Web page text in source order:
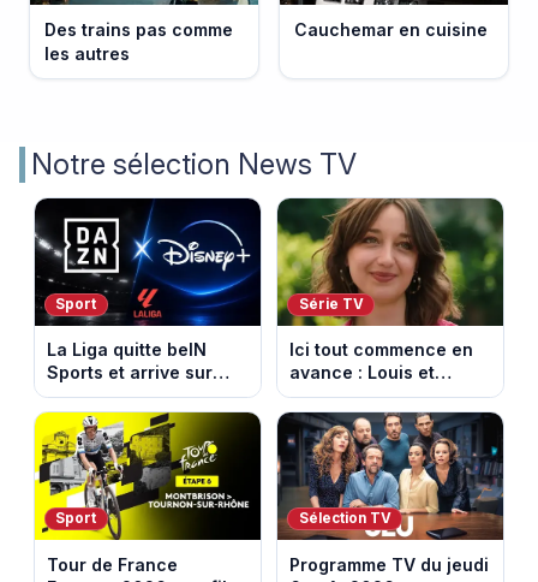
Des trains pas comme
les autres
Cauchemar en cuisine
Notre sélection News TV
Sport
La Liga quitte beIN
Sports et arrive sur
DAZN et Disney+ en
France
Série TV
Ici tout commence en
avance : Louis et
Jasmine enfin en
couple. Episode du 7
août 2026 (spoiler)
Sport
Tour de France
Sélection TV
Programme TV du jeudi